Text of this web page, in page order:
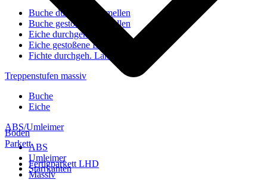
Buche durchgeh. Lamellen
Buche gestoßene Lamellen
Eiche durchgeh. Lamellen
Eiche gestoßene Lamellen
Fichte durchgeh. Lamellen
Treppenstufen massiv
Buche
Eiche
ABS/Umleimer
ABS
Umleimer
Starrkanten
Boden
Parkett
Fertigparkett LHD
Massiv